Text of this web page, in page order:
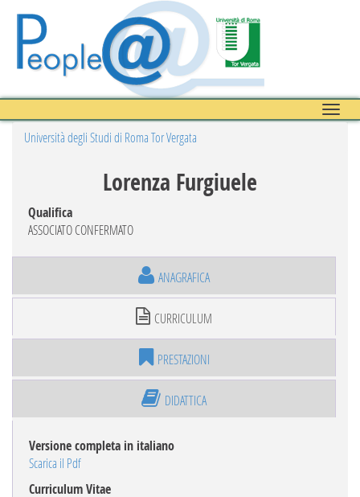
Toggle
Università degli Studi di Roma Tor Vergata
Lorenza Furgiuele
Qualifica
ASSOCIATO CONFERMATO
ANAGRAFICA
CURRICULUM
PRESTAZIONI
DIDATTICA
Versione completa in italiano
Scarica il Pdf
Curriculum Vitae